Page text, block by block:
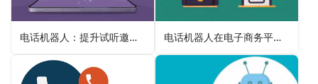
电话机器人：提升试听邀约成功率的得力助手 电话机器人在电子商务平台的商品评价邀请